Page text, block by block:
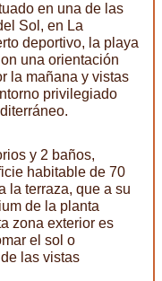
en una de las
Sol, en La
deportivo, la playa
una orientación
la mañana y vistas
privilegiado
y 2 baños,
habitable de 70
la terraza, que a su
de la planta
zona exterior es
el sol o
las vistas